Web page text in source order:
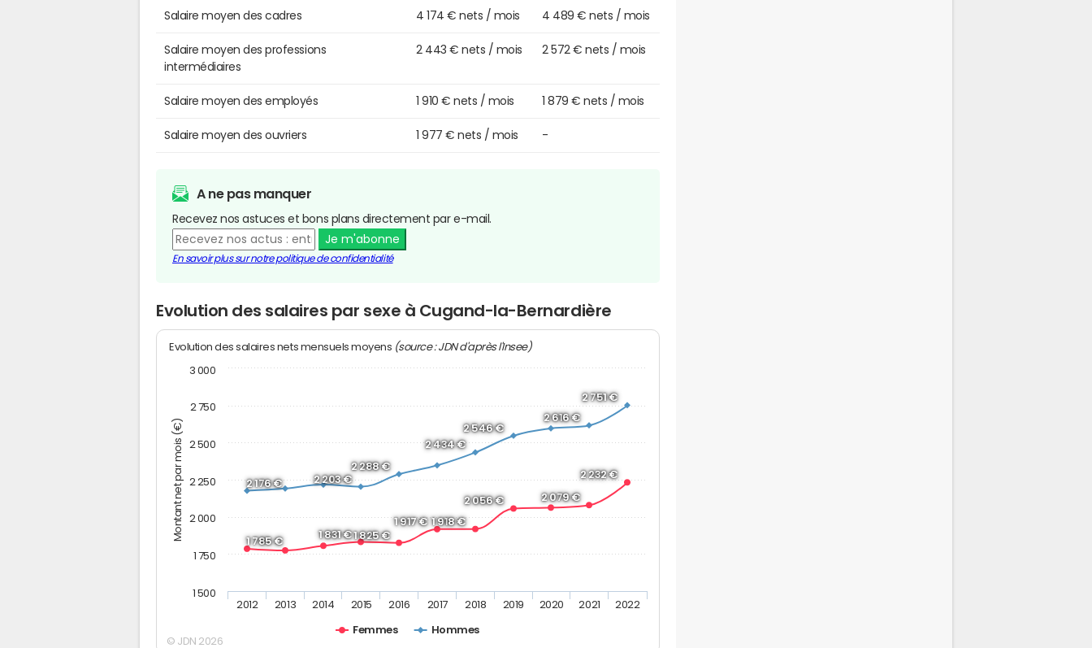
Salaire moyen des cadres 4 174 € nets / mois 4 489 € nets / mois
Salaire moyen des professions
intermédiaires
2 443 € nets / mois 2 572 € nets / mois
Salaire moyen des employés 1 910 € nets / mois 1 879 € nets / mois
Salaire moyen des ouvriers 1 977 € nets / mois -
A ne pas manquer
Recevez nos astuces et bons plans directement par e-mail.
Je m'abonne
En savoir plus sur notre politique de confidentialité
Evolution des salaires par sexe à Cugand-la-Bernardière
Montant net par mois (€)
Evolution des salaires nets mensuels moyens (source : JDN d'après l'Insee)
1 785 €
1 831 €1 825 €
1 917 € 1 918 €
2 056 € 2 079 €
2 232 €
2 176 €
2 203 €
2 288 €
2 434 €
2 546 €
2 616 €
2 751 €
Femmes Hommes
2012 2013 2014 2015 2016 2017 2018 2019 2020 2021 2022
1 500
1 750
2 000
2 250
2 500
2 750
3 000
© JDN 2026